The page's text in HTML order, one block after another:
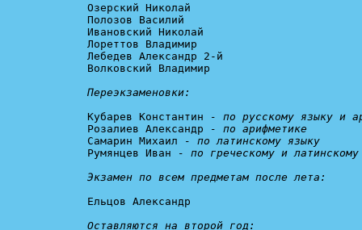
Озерский Николай
Полозов Василий
Ивановский Николай
Лореттов Владимир
Лебедев Александр 2-й
Волковский Владимир
Переэкзаменовки:
Кубарев Константин
- по русскому языку и
Розалиев Александр
- по арифметике
Самарин Михаил
- по латинскому языку
Румянцев Иван
- по греческому и латинскому
Экзамен по всем предметам после лета:
Ельцов Александр
Оставляются на второй год: